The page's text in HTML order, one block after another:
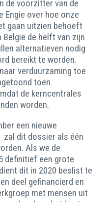
de voorzitter van de
Engie over hoe onze
gaan uitzien behoeft
de helft van zijn
alternatieven nodig
bereikt te worden.
verduurzaming toe
toen
de kerncentrales
worden.
een nieuwe
zal dit dossier als één
Als we de
definitief een grote
dit in 2020 beslist te
deel gefinancierd en
met mensen uit